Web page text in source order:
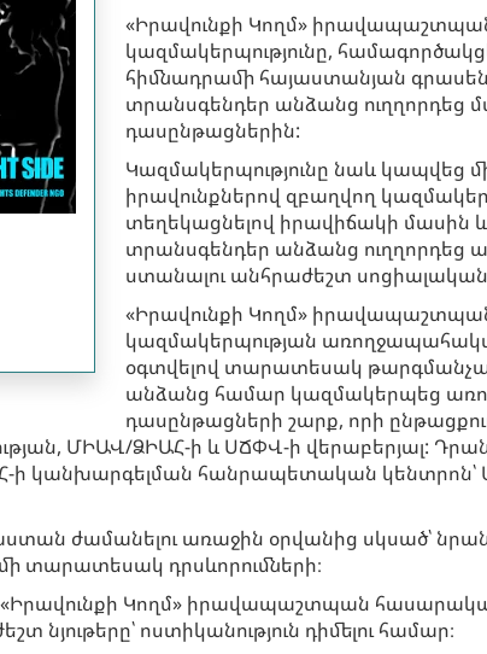
«Իրավունքի Կողմ»
կազմակերպությունը,
հիմնադրամի հայաստանյան
տրանսգենդեր անձանց ուղղորդեց
դասընթացներին:
Կազմակերպությունը նաև կապվեց
իրավունքներով զբաղվող
տեղեկացնելով իրավիճակի
տրանսգենդեր անձանց ուղղորդեց
ստանալու անհրաժեշտ սոցիալական
«Իրավունքի Կողմ»
կազմակերպության
օգտվելով տարատեսակ
անձանց համար կազմակերպեց
դասընթացների շարք, որի
ՄԻԱՎ/ՁԻԱՀ-ի և ՍՃՓՎ-ի վերաբերյալ:
ի կանխարգելման հանրապետական
ժամանելու առաջին օրվանից սկսած՝
տարատեսակ դրսևորումների։
Կողմ» իրավապաշտպան
ոստիկանություն դիմելու համար։